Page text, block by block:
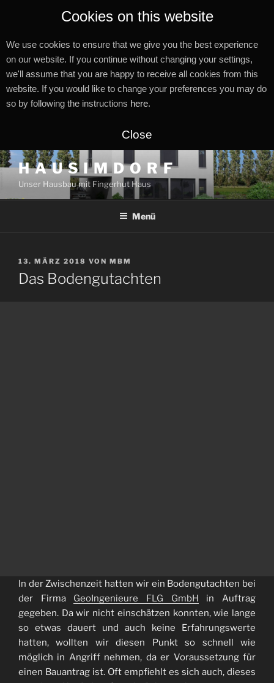
Cookies on this website
We use cookies to ensure that we give you the best experience
on our website. If you continue without changing your settings,
we'll assume that you are happy to receive all cookies from this
website. If you would like to change your preferences you may do
so by following the instructions here.
Close
Zum
Inhalt
springen
H A U S I M D O R F
Unser Hausbau mit Fingerhut Haus
Menü
VERÖFFENTLICHT
AM
13. MÄRZ 2018 VON MBM
Das Bodengutachten
In der Zwischenzeit hatten wir ein Bodengutachten bei
der Firma GeoIngenieure FLG GmbH in Auftrag
gegeben. Da wir nicht einschätzen konnten, wie lange
so etwas dauert und auch keine Erfahrungswerte
hatten, wollten wir diesen Punkt so schnell wie
möglich in Angriff nehmen, da er Voraussetzung für
einen Bauantrag ist. Oft empfiehlt es sich auch, dieses